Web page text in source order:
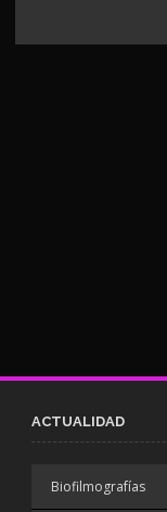
ACTUALIDAD
Biofilmografías